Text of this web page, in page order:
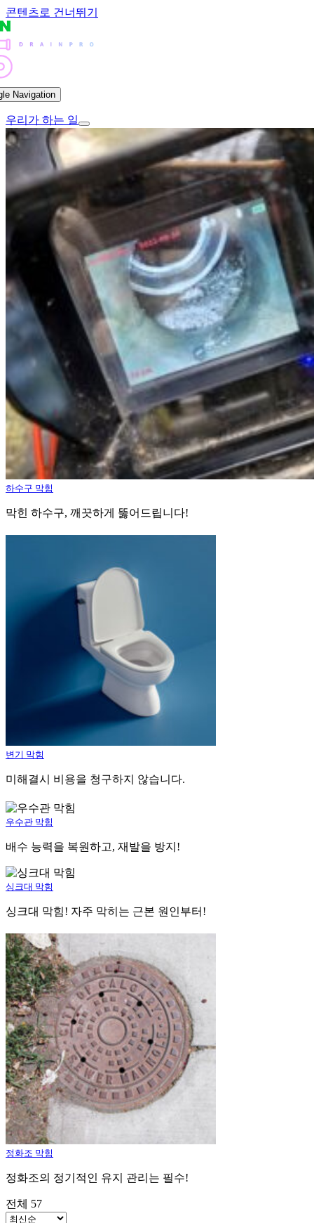
콘텐츠로 건너뛰기
Navigation
우리가 하는 일
하수구 막힘
막힌 하수구, 깨끗하게 뚫어드립니다!
변기 막힘
미해결시 비용을 청구하지 않습니다.
우수관 막힘
배수 능력을 복원하고, 재발을 방지!
싱크대 막힘
싱크대 막힘! 자주 막히는 근본 원인부터!
정화조 막힘
정화조의 정기적인 유지 관리는 필수!
전체 57